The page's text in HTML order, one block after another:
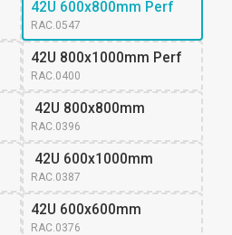
42U 600x800mm Perf
RAC.0547
42U 800x1000mm Perf
RAC.0400
42U 800x800mm
RAC.0396
42U 600x1000mm
RAC.0387
42U 600x600mm
RAC.0376